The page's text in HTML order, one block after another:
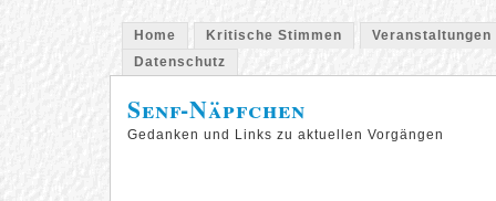
Home Kritische Stimmen
Veranstaltungen
Datenschutz
Senf-Näpfchen
Gedanken und Links zu aktuellen Vorgängen